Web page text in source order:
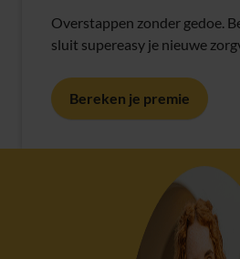
Overstappen zonder gedoe.
sluit supereasy je nieuwe
Bereken je premie